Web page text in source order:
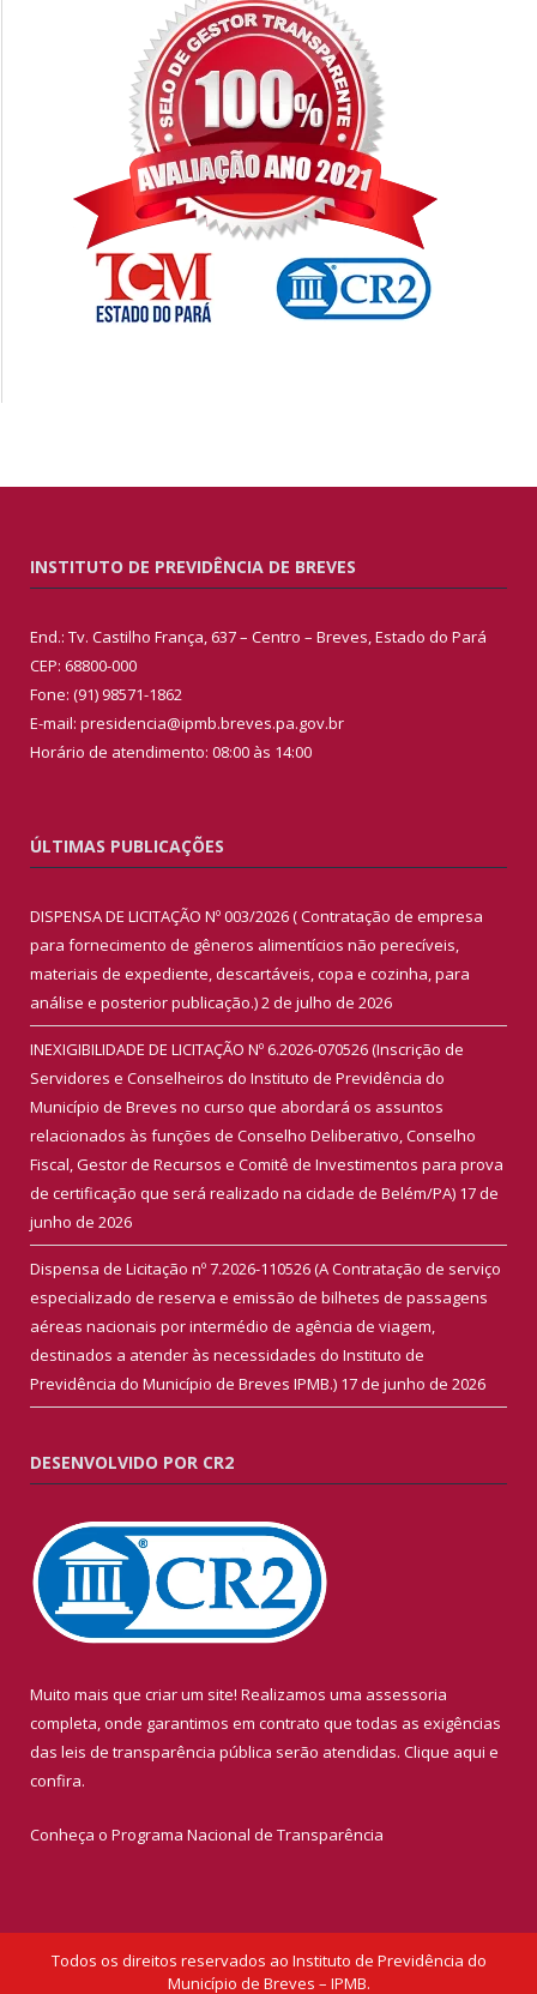
INSTITUTO DE PREVIDÊNCIA DE BREVES
End.: Tv. Castilho França, 637 – Centro – Breves, Estado do Pará
CEP: 68800-000
Fone: (91) 98571-1862
E-mail: presidencia@ipmb.breves.pa.gov.br
Horário de atendimento: 08:00 às 14:00
ÚLTIMAS PUBLICAÇÕES
DISPENSA DE LICITAÇÃO Nº 003/2026 ( Contratação de empresa
para fornecimento de gêneros alimentícios não perecíveis,
materiais de expediente, descartáveis, copa e cozinha, para
análise e posterior publicação.)2 de julho de 2026
INEXIGIBILIDADE DE LICITAÇÃO Nº 6.2026-070526 (Inscrição de
Servidores e Conselheiros do Instituto de Previdência do
Município de Breves no curso que abordará os assuntos
relacionados às funções de Conselho Deliberativo, Conselho
Fiscal, Gestor de Recursos e Comitê de Investimentos para prova
de certificação que será realizado na cidade de Belém/PA) 17 de
junho de 2026
Dispensa de Licitação nº 7.2026-110526 (A Contratação de serviço
especializado de reserva e emissão de bilhetes de passagens
aéreas nacionais por intermédio de agência de viagem,
destinados a atender às necessidades do Instituto de
Previdência do Município de Breves IPMB.) 17 de junho de 2026
DESENVOLVIDO POR CR2
Muito mais que criar um site! Realizamos uma assessoria
completa, onde garantimos em contrato que todas as exigências
das leis de transparência pública serão atendidas. Clique aqui e
confira.
Conheça o Programa Nacional de Transparência
Todos os direitos reservados ao Instituto de Previdência do
Município de Breves – IPMB.